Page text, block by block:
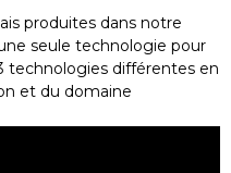
produites dans notre
seule technologie pour
technologies différentes en
et du domaine